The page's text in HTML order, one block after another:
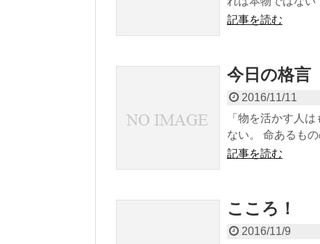
記事を読む
今日の格言
2016/11/11
「物を活かす人
ない。 命あるも
記事を読む
こころ！
2016/11/9